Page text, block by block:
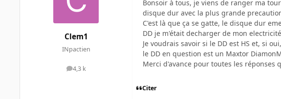
Clem1
INpactien
4,3 k
messages
Bonsoir à tous, je viens de ranger ma
disque dur avec la plus grande
C'est là que ça se gatte, le disque dur
DD je m'était decharger de mon
Je voudrais savoir si le DD est HS et, si
le DD en question est un Maxtor
Merci d'avance pour toutes les réponses
Citer